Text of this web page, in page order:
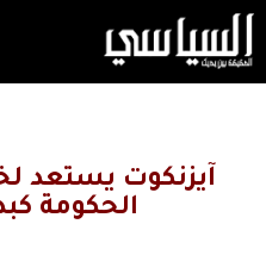
آيزنكوت يستعد
الحكومة